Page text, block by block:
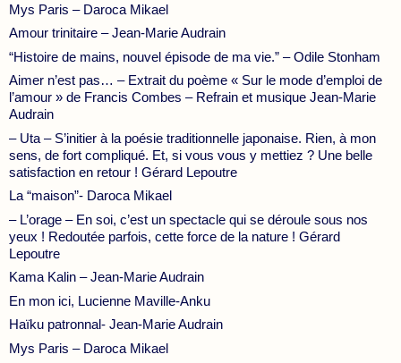
Mys Paris – Daroca Mikael
Amour trinitaire – Jean-Marie Audrain
“Histoire de mains, nouvel épisode de ma vie.” – Odile Stonham
Aimer n’est pas… – Extrait du poème « Sur le mode d’emploi de
l’amour » de Francis Combes – Refrain et musique Jean-Marie
Audrain
– Uta – S’initier à la poésie traditionnelle japonaise. Rien, à mon
sens, de fort compliqué. Et, si vous vous y mettiez ? Une belle
satisfaction en retour ! Gérard Lepoutre
La “maison”- Daroca Mikael
– L’orage – En soi, c’est un spectacle qui se déroule sous nos
yeux ! Redoutée parfois, cette force de la nature ! Gérard
Lepoutre
Kama Kalin – Jean-Marie Audrain
En mon ici, Lucienne Maville-Anku
Haïku patronnal- Jean-Marie Audrain
Mys Paris – Daroca Mikael